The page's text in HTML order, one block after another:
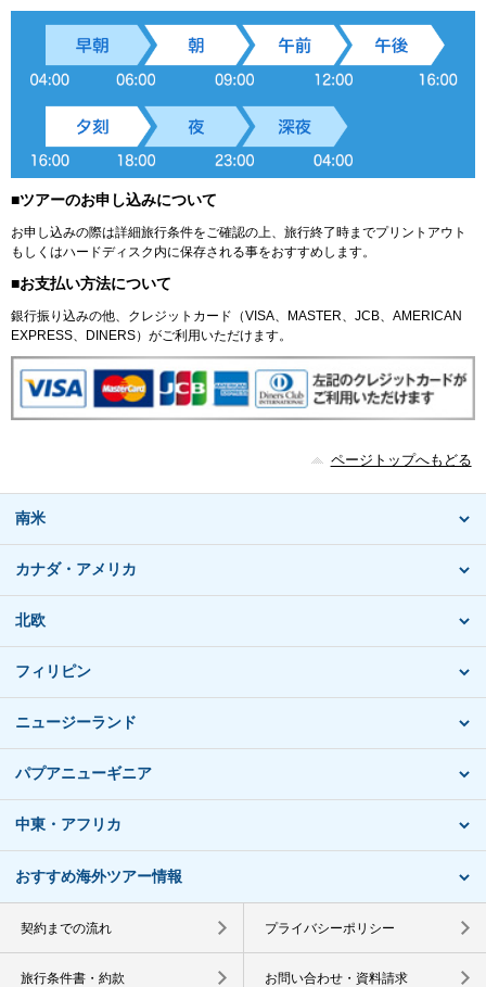
■ツアーのお申し込みについて
お申し込みの際は詳細旅行条件をご確認の上、旅行終了時までプリントアウト
もしくはハードディスク内に保存される事をおすすめします。
■お支払い方法について
銀行振り込みの他、クレジットカード（VISA、MASTER、JCB、AMERICAN
EXPRESS、DINERS）がご利用いただけます。
ページトップへもどる
南米
カナダ・アメリカ
北欧
フィリピン
ニュージーランド
パプアニューギニア
中東・アフリカ
おすすめ海外ツアー情報
契約までの流れ プライバシーポリシー
旅行条件書・約款 お問い合わせ・資料請求